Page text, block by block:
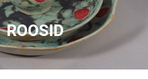
ROOSID